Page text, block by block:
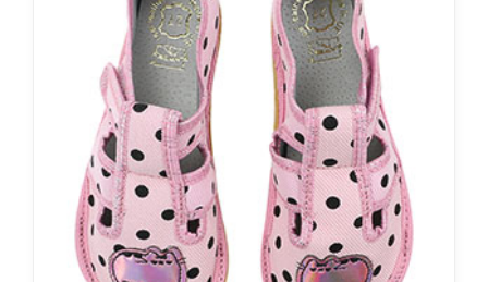
tootelehel.